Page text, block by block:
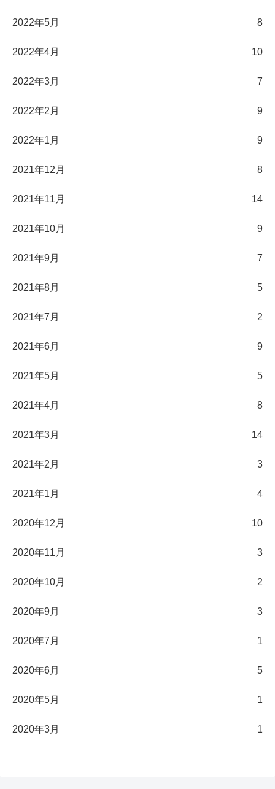
2022年5月 8
2022年4月 10
2022年3月 7
2022年2月 9
2022年1月 9
2021年12月 8
2021年11月 14
2021年10月 9
2021年9月 7
2021年8月 5
2021年7月 2
2021年6月 9
2021年5月 5
2021年4月 8
2021年3月 14
2021年2月 3
2021年1月 4
2020年12月 10
2020年11月 3
2020年10月 2
2020年9月 3
2020年7月 1
2020年6月 5
2020年5月 1
2020年3月 1